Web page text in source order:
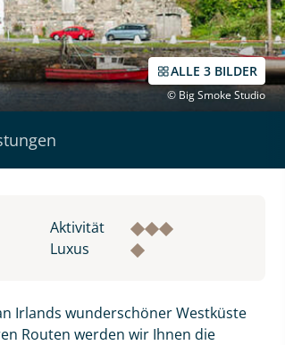
ALLE 3 BILDER
© Big Smoke Studio
Aktivität
Luxus
Irlands wunderschöner Westküste
Routen werden wir Ihnen die